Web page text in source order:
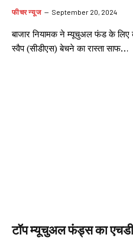
फीचर न्यूज September 20, 2024
बाजार नियामक ने म्यूचुअल फंड के
स्वैप (सीडीएस) बेचने का रास्ता साफ…
टॉप म्यूचुअल फंड्स का